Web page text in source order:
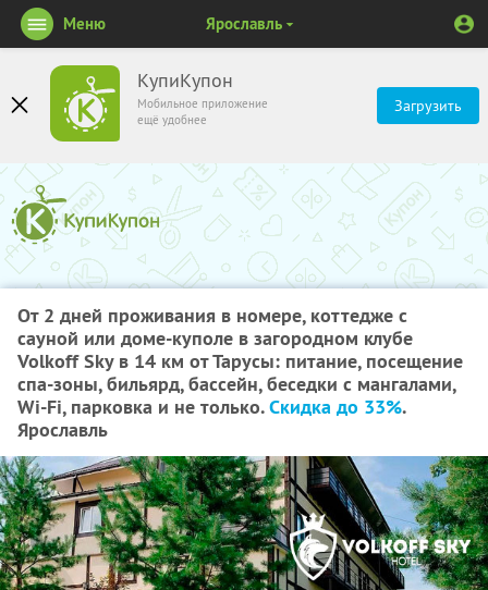
КупиКупон
Мобильное приложение
ещё удобнее
Загрузить
Меню Ярославль
От 2 дней проживания в номере, коттедже с
сауной или доме-куполе в загородном клубе
Volkoff Sky в 14 км от Тарусы: питание, посещение
спа-зоны, бильярд, бассейн, беседки с мангалами,
Wi-Fi, парковка и не только.Скидка до 33%.
Ярославль